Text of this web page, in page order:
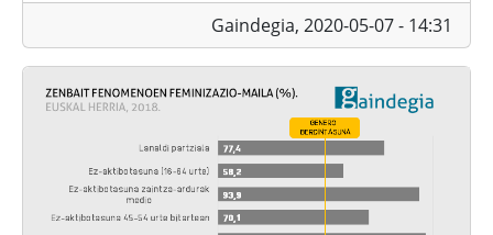
Gaindegia, 2020-05-07 - 14:31